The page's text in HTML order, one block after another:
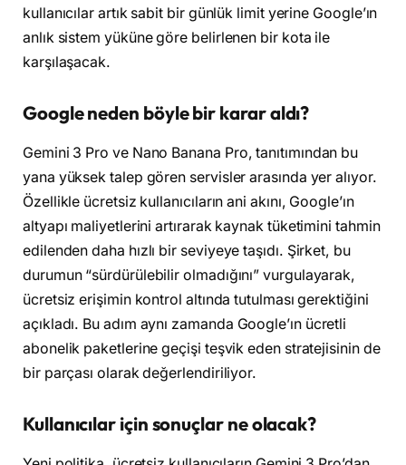
kullanıcılar artık sabit bir günlük limit yerine Google’ın
anlık sistem yüküne göre belirlenen bir kota ile
karşılaşacak.
Google neden böyle bir karar aldı?
Gemini 3 Pro ve Nano Banana Pro, tanıtımından bu
yana yüksek talep gören servisler arasında yer alıyor.
Özellikle ücretsiz kullanıcıların ani akını, Google’ın
altyapı maliyetlerini artırarak kaynak tüketimini tahmin
edilenden daha hızlı bir seviyeye taşıdı. Şirket, bu
durumun “sürdürülebilir olmadığını” vurgulayarak,
ücretsiz erişimin kontrol altında tutulması gerektiğini
açıkladı. Bu adım aynı zamanda Google’ın ücretli
abonelik paketlerine geçişi teşvik eden stratejisinin de
bir parçası olarak değerlendiriliyor.
Kullanıcılar için sonuçlar ne olacak?